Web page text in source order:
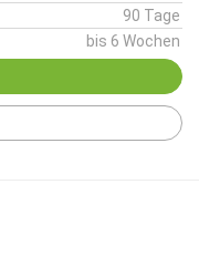
90 Tage
bis 6 Wochen